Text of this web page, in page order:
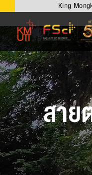
content
King
หน้าหลัก
เกี่ยวกับคณะ
วิชาการ
งานวิจัยและนวัตกรรม
เครือข่ายความร่วมมือ
บริการวิชาการ
สา